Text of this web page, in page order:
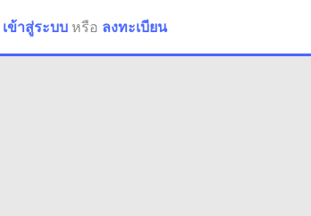
เข้าสู่ระบบ หรือ ลงทะเบียน